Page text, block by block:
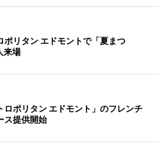
ポリタン エドモントで「夏まつ
場
ロポリタン エドモント」のフレンチ
ス提供開始